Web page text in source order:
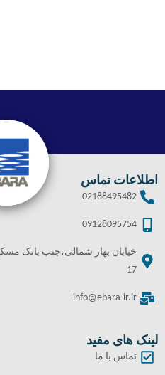
اطلاعات تماس
02188495482
09128095754
خیابان بهار شمالی،جنب بانک
17
info@ebara-ir.ir
لینک های مفید
تماس با ما